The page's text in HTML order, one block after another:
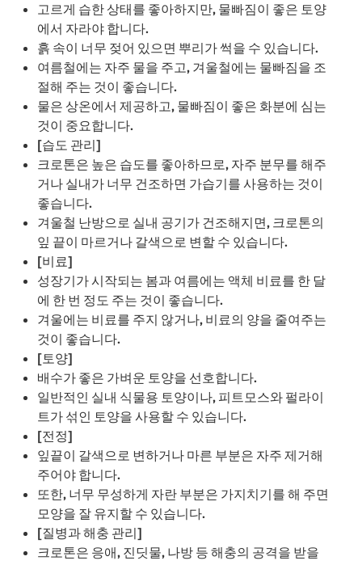
고르게 습한 상태를 좋아하지만, 물빠짐이 좋은 토양
에서 자라야 합니다.
흙 속이 너무 젖어 있으면 뿌리가 썩을 수 있습니다.
여름철에는 자주 물을 주고, 겨울철에는 물빠짐을 조
절해 주는 것이 좋습니다.
물은 상온에서 제공하고, 물빠짐이 좋은 화분에 심는
것이 중요합니다.
[습도 관리]
크로톤은 높은 습도를 좋아하므로, 자주 분무를 해주
거나 실내가 너무 건조하면 가습기를 사용하는 것이
좋습니다.
겨울철 난방으로 실내 공기가 건조해지면, 크로톤의
잎 끝이 마르거나 갈색으로 변할 수 있습니다.
[비료]
성장기가 시작되는 봄과 여름에는 액체 비료를 한 달
에 한 번 정도 주는 것이 좋습니다.
겨울에는 비료를 주지 않거나, 비료의 양을 줄여주는
것이 좋습니다.
[토양]
배수가 좋은 가벼운 토양을 선호합니다.
일반적인 실내 식물용 토양이나, 피트모스와 펄라이
트가 섞인 토양을 사용할 수 있습니다.
[전정]
잎끝이 갈색으로 변하거나 마른 부분은 자주 제거해
주어야 합니다.
또한, 너무 무성하게 자란 부분은 가지치기를 해 주면
모양을 잘 유지할 수 있습니다.
[질병과 해충 관리]
크로톤은 응애, 진딧물, 나방 등 해충의 공격을 받을